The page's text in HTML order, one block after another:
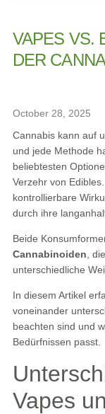
VAPES VS.
DER
October 28, 2025
Cannabis kann auf
und jede Methode
beliebtesten
Verzehr von
kontrollierbare
durch ihre
Beide
Cannabinoiden , die
unterschiedliche
In diesem Artikel
voneinander
beachten sind und
Bedürfnissen passt.
Vapes